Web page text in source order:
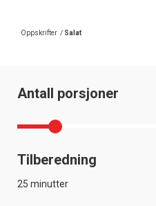
Oppskrifter / Salat
Antall porsjoner
Tilberedning
25 minutter